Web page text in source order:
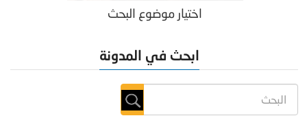
اختيار موضوع البحث
ابحث في المدونة